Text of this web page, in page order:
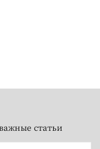
статьи